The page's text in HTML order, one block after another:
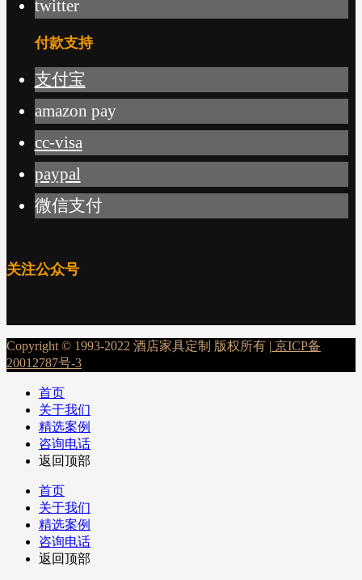
twitter
付款支持
支付宝
amazon pay
cc-visa
paypal
微信支付
关注公众号
Copyright © 1993-2022 酒店家具定制 版权所有 | 京ICP备
20012787号-3
首页
关于我们
精选案例
咨询电话
返回顶部
首页
关于我们
精选案例
咨询电话
返回顶部